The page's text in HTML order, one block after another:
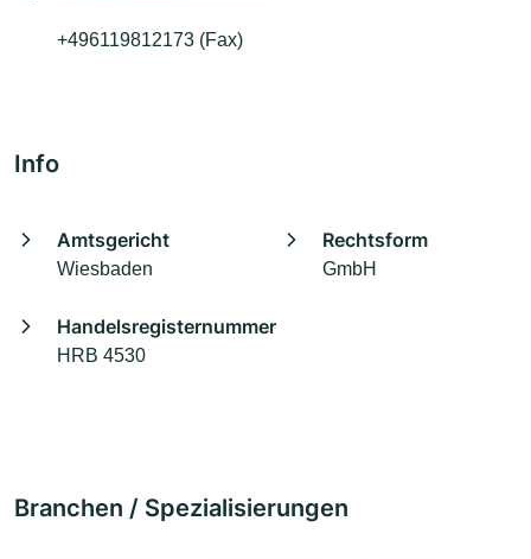
+496119812173 (Fax)
Info
Amtsgericht
Wiesbaden
Rechtsform
GmbH
Handelsregisternummer
HRB 4530
Branchen / Spezialisierungen